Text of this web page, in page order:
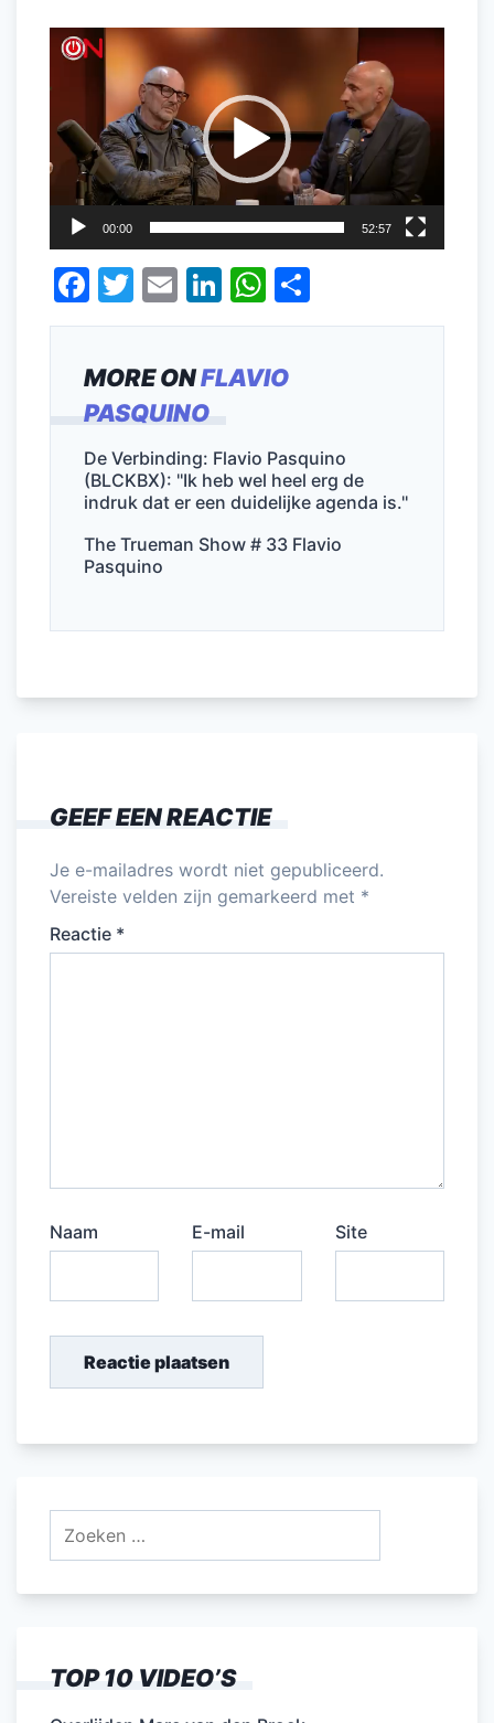
MORE ONFLAVIO
PASQUINO
De Verbinding: Flavio Pasquino
(BLCKBX): ''Ik heb wel heel erg de
indruk dat er een duidelijke agenda is.''
The Trueman Show # 33 Flavio
Pasquino
Videospeler
00:00 52:57
F
a
e
b
o
o
k
T
w
er
E
m
l
Li
n
e
n
W
h
s
p
p
el
GEEF EEN REACTIE
Je e-mailadres wordt niet gepubliceerd.
Vereiste velden zijn gemarkeerd met *
Reactie *
Naam E-mail Site
Zoeken
TOP 10 VIDEO’S